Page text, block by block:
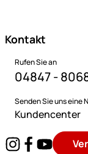
Kontakt
Rufen Sie an
04847 -
Senden Sie uns eine
Kundencenter